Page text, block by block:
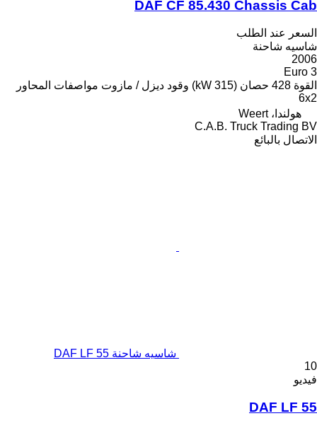
DAF CF 85.430 Chassis Cab
السعر عند الطلب
شاسيه شاحنة
2006
Euro 3
القوة 428 حصان (315 kW) وقود ديزل / مازوت مواصفات المحاور
6x2
هولندا، Weert
C.A.B. Truck Trading BV
الاتصال بالبائع
شاسيه شاحنة DAF LF 55
10
فيديو
DAF LF 55